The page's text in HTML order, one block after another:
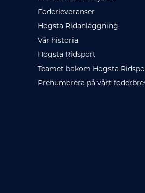
Foderleveranser
Hogsta Ridanläggning
Vår historia
Hogsta Ridsport
Teamet bakom Hogsta
Prenumerera på vårt